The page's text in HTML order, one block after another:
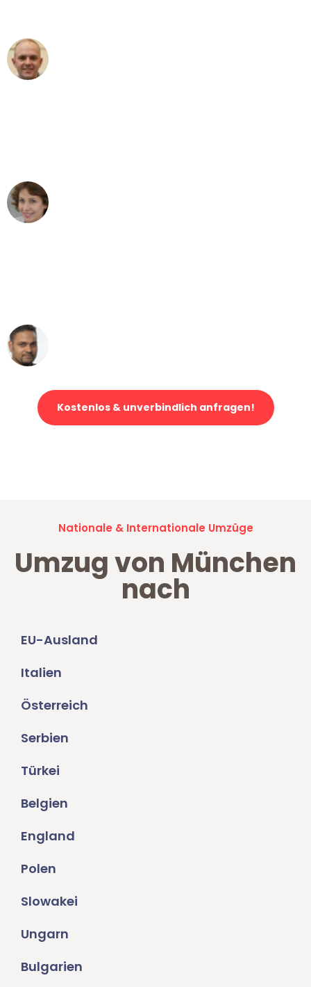
Kostenlos & unverbindlich anfragen!
Nationale & Internationale Umzüge
Umzug von München
nach
EU-Ausland
Italien
Österreich
Serbien
Türkei
Belgien
England
Polen
Slowakei
Ungarn
Bulgarien